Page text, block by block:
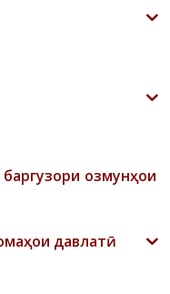
озмунҳои
давлатӣ